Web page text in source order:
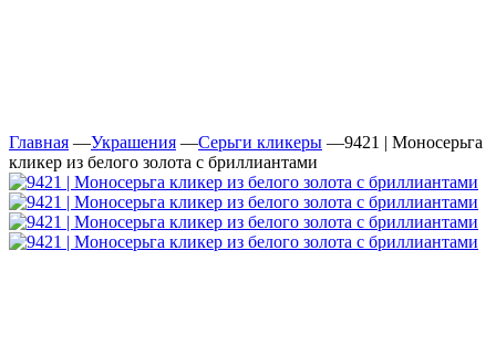
Главная —Украшения —Серьги кликеры —9421 | Моносерьга
кликер из белого золота с бриллиантами